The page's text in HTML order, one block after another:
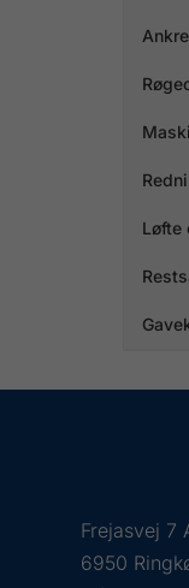
Ankre
Løfte
Frejasvej 7
6950